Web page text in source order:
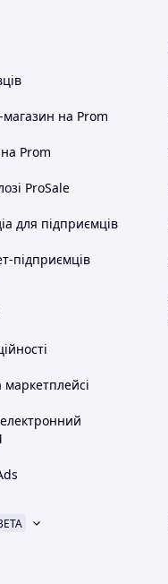
магазин на Prom
Prom
ProSale
для підприємців
підприємців